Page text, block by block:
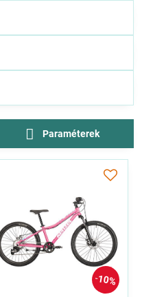
Paraméterek
10%